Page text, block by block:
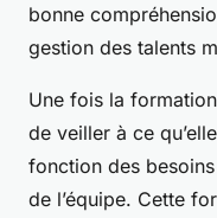
bonne
gestion des talents
Une fois la
de veiller à ce
fonction des
de l’équipe. Cette